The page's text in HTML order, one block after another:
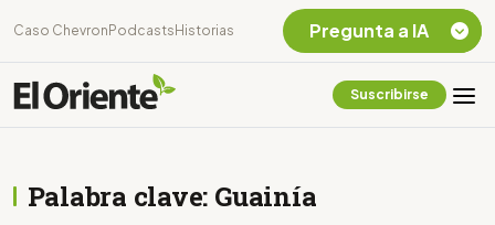
Caso Chevron Podcasts Historias
Suscribirse
Palabra clave: Guainía
Pregunta a IA